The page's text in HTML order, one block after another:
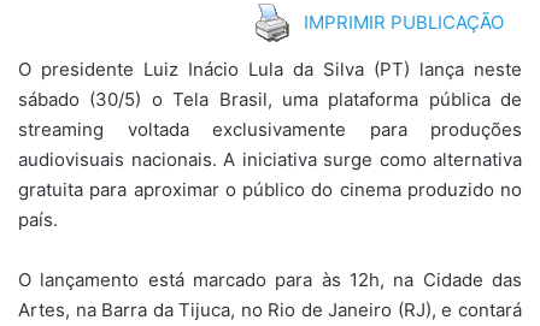
IMPRIMIR PUBLICAÇÃO
O presidente Luiz Inácio Lula da Silva (PT) lança neste
sábado (30/5) o Tela Brasil, uma plataforma pública de
streaming voltada exclusivamente para produções
audiovisuais nacionais. A iniciativa surge como alternativa
gratuita para aproximar o público do cinema produzido no
país.
O lançamento está marcado para às 12h, na Cidade das
Artes, na Barra da Tijuca, no Rio de Janeiro (RJ), e contará